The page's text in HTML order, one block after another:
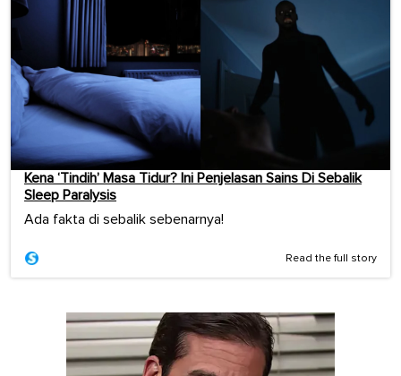
Kena ‘Tindih’ Masa Tidur? Ini Penjelasan Sains Di Sebalik
Sleep Paralysis
Ada fakta di sebalik sebenarnya!
Read the full story